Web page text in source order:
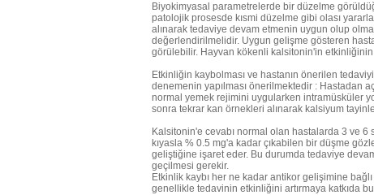
Biyokimyasal parametrelerde bir düzelme
patolojik prosesde kısmi düzelme gibi olası
alınarak tedaviye devam etmenin uygun olup
değerlendirilmelidir. Uygun gelişme gösteren
görülebilir. Hayvan kökenli kalsitonin'in etkinliğinin
Etkinliğin kaybolması ve hastanın önerilen
denemenin yapılması önerilmektedir : Hastadan
normal yemek rejimini uygularken intramüsküler
sonra tekrar kan örnekleri alınarak kalsiyum
Kalsitonin'e cevabı normal olan hastalarda 3 ve
kıyasla % 0.5 mg'a kadar çıkabilen bir düşme
geliştiğine işaret eder. Bu durumda tedaviye
geçilmesi gerekir.
Etkinlik kaybı her ne kadar antikor gelişimine
genellikle tedavinin etkinliğini artırmaya katkıda